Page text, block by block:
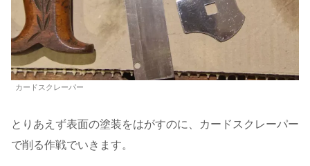
カードスクレーパー
とりあえず表面の塗装をはがすのに、カードスクレーパー
で削る作戦でいきます。